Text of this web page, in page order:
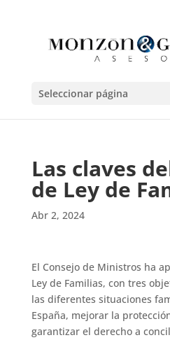
Seleccionar página
Las claves
de Ley de
Abr 2, 2024
El Consejo de Ministros ha
Ley de Familias, con tres
las diferentes situaciones
España, mejorar la
garantizar el derecho a